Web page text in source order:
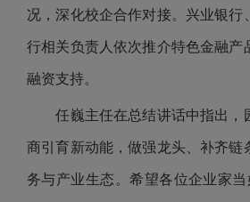
况，深化校企合作对接。兴业银行
行相关负责人依次推介特色金融产
融资支持。
任巍主任在总结讲话中指出，
商引育新动能，做强龙头、补齐链
务与产业生态。希望各位企业家当